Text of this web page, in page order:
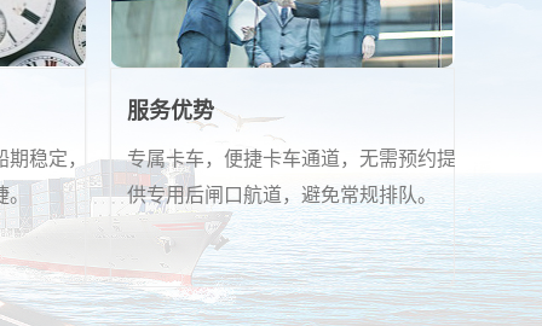
稳定，
。
服务优势
专属卡车，便捷卡车通道，无需预约提
供专用后闸口航道，避免常规排队。